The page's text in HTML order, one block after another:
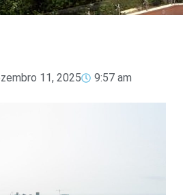
11, 2025
9:57 am